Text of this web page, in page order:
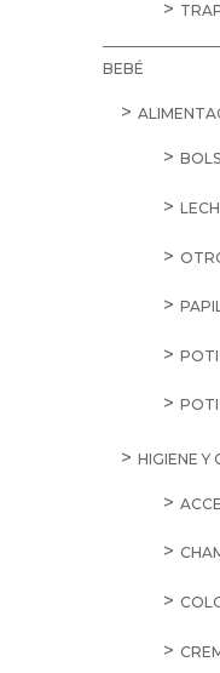
BEBÉ
HIGIENE Y